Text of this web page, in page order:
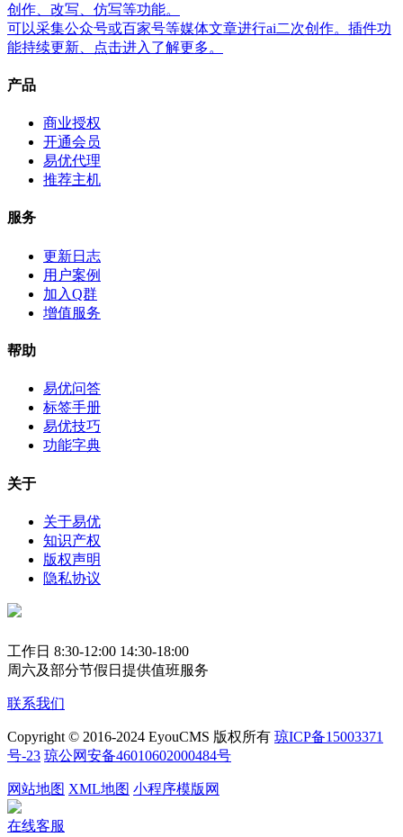
创作、改写、仿写等功能。
可以采集公众号或百家号等媒体文章进行ai二次创作。插件功
能持续更新、点击进入了解更多。
产品
商业授权
开通会员
易优代理
推荐主机
服务
更新日志
用户案例
加入Q群
增值服务
帮助
易优问答
标签手册
易优技巧
功能字典
关于
关于易优
知识产权
版权声明
隐私协议
工作日 8:30-12:00 14:30-18:00
周六及部分节假日提供值班服务
联系我们
Copyright © 2016-2024 EyouCMS 版权所有 琼ICP备15003371
号-23 琼公网安备46010602000484号
网站地图 XML地图 小程序模版网
在线客服